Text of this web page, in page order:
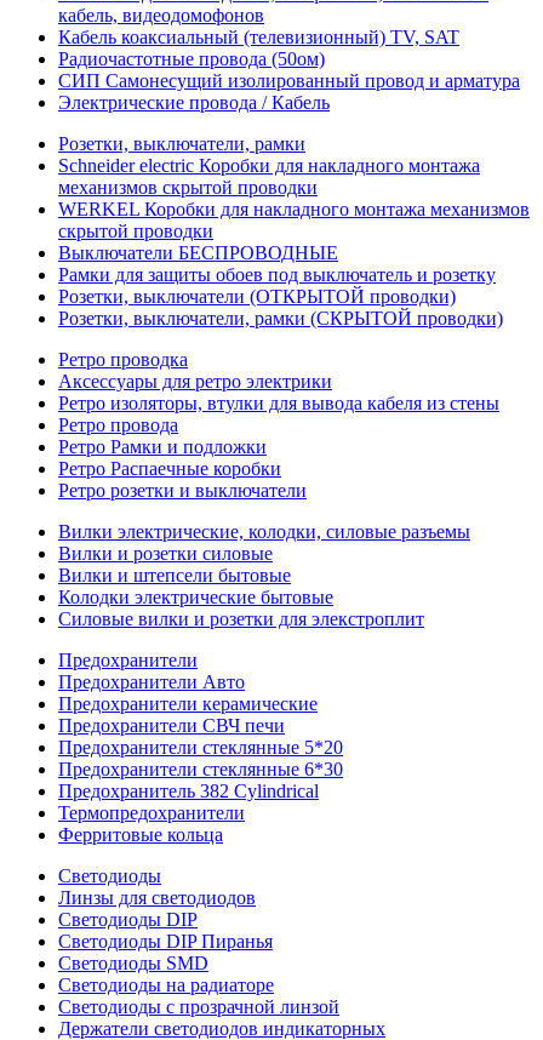
кабель, видеодомофонов
Кабель коаксиальный (телевизионный) TV, SAT
Радиочастотные провода (50ом)
СИП Самонесущий изолированный провод и арматура
Электрические провода / Кабель
Розетки, выключатели, рамки
Schneider electric Коробки для накладного монтажа
механизмов скрытой проводки
WERKEL Коробки для накладного монтажа механизмов
скрытой проводки
Выключатели БЕСПРОВОДНЫЕ
Рамки для защиты обоев под выключатель и розетку
Розетки, выключатели (ОТКРЫТОЙ проводки)
Розетки, выключатели, рамки (СКРЫТОЙ проводки)
Ретро проводка
Аксессуары для ретро электрики
Ретро изоляторы, втулки для вывода кабеля из стены
Ретро провода
Ретро Рамки и подложки
Ретро Распаечные коробки
Ретро розетки и выключатели
Вилки электрические, колодки, силовые разъемы
Вилки и розетки силовые
Вилки и штепсели бытовые
Колодки электрические бытовые
Силовые вилки и розетки для элекстроплит
Предохранители
Предохранители Авто
Предохранители керамические
Предохранители СВЧ печи
Предохранители стеклянные 5*20
Предохранители стеклянные 6*30
Предохранитель 382 Cylindrical
Термопредохранители
Ферритовые кольца
Светодиоды
Линзы для светодиодов
Светодиоды DIP
Светодиоды DIP Пиранья
Светодиоды SMD
Светодиоды на радиаторе
Светодиоды с прозрачной линзой
Держатели светодиодов индикаторных